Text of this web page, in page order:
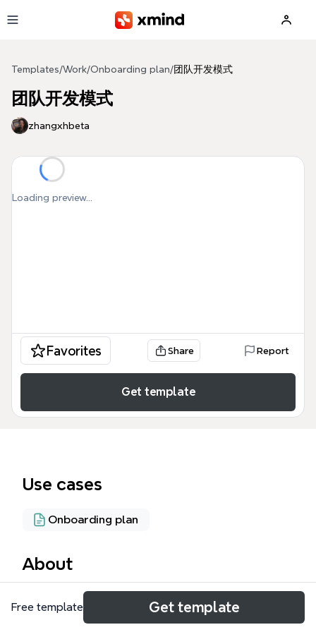
Templates/Work/Onboarding plan/团队开发模式
团队开发模式
zhangxhbeta
Loading preview...
Favorites Share Report
Get template
Use cases
Onboarding plan
About
团队开发模式思维导图模板为技术团队提供了一套清晰
的分层架构参考，涵盖适配层、业务层、基础层、必备
Free template Get template